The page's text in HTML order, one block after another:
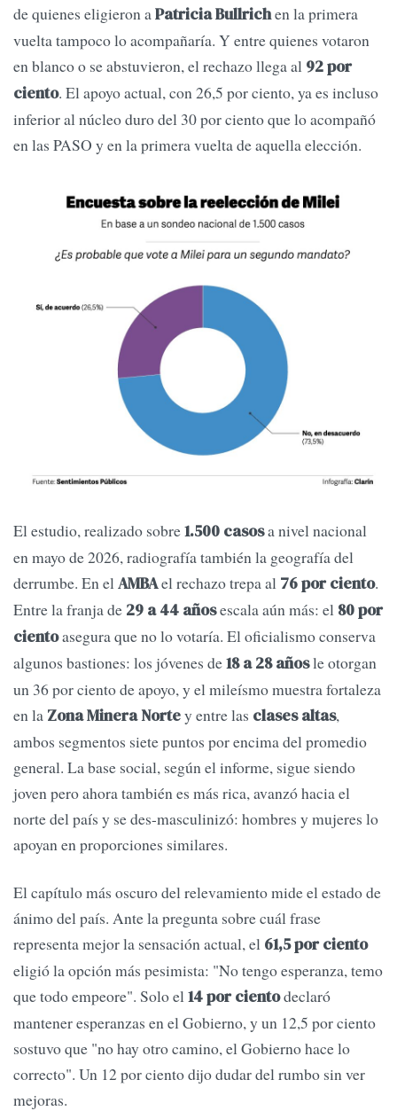
de quienes eligieron aPatricia Bullrichen la primera
vuelta tampoco lo acompañaría. Y entre quienes votaron
en blanco o se abstuvieron, el rechazo llega al 92 por
ciento. El apoyo actual, con 26,5 por ciento, ya es incluso
inferior al núcleo duro del 30 por ciento que lo acompañó
en las PASO y en la primera vuelta de aquella elección.
El estudio, realizado sobre1.500 casosa nivel nacional
en mayo de 2026, radiografía también la geografía del
derrumbe. En elAMBAel rechazo trepa al 76 por ciento.
Entre la franja de 29 a 44 añosescala aún más: el 80 por
cientoasegura que no lo votaría. El oficialismo conserva
algunos bastiones: los jóvenes de18 a 28 añosle otorgan
un 36 por ciento de apoyo, y el mileísmo muestra fortaleza
en la Zona Minera Nortey entre las clases altas,
ambos segmentos siete puntos por encima del promedio
general. La base social, según el informe, sigue siendo
joven pero ahora también es más rica, avanzó hacia el
norte del país y se des-masculinizó: hombres y mujeres lo
apoyan en proporciones similares.
El capítulo más oscuro del relevamiento mide el estado de
ánimo del país. Ante la pregunta sobre cuál frase
representa mejor la sensación actual, el 61,5 por ciento
eligió la opción más pesimista: "No tengo esperanza, temo
que todo empeore". Solo el14 por cientodeclaró
mantener esperanzas en el Gobierno, y un 12,5 por ciento
sostuvo que "no hay otro camino, el Gobierno hace lo
correcto". Un 12 por ciento dijo dudar del rumbo sin ver
mejoras.